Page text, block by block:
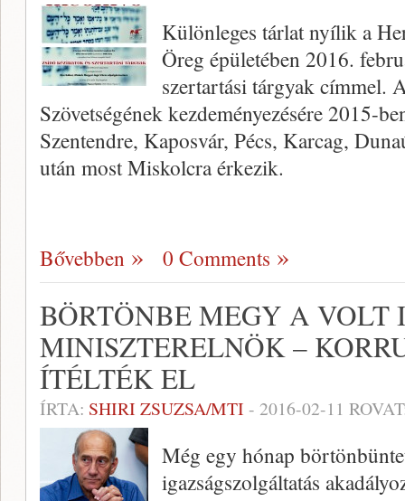
Különleges tárlat nyílik a
Öreg épületében 2016.
szertartási tárgyak
Szövetségének kezdeményezésére 2015-
Szentendre, Kaposvár, Pécs, Karcag,
után most Miskolcra érkezik.
Bővebben 0 Comments
BÖRTÖNBE MEGY A VOLT
MINISZTERELNÖK –
ÍTÉLTÉK EL
ÍRTA: SHIRI ZSUZSA/MTI - 2016-02-11
Még egy hónap
igazságszolgáltatás